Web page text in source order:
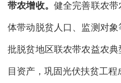
带农增收。 健全完善联农
体带动脱贫人口、监测对
批脱贫地区联农带农益农
目资产，巩固光伏扶贫工程